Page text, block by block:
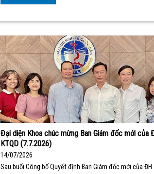
Đại diện Khoa chúc mừng Ban Giám đốc mới của
KTQD (7.7.2026)
14/07/2026
Sau buổi Công bố Quyết định Ban Giám đốc mới của ĐH